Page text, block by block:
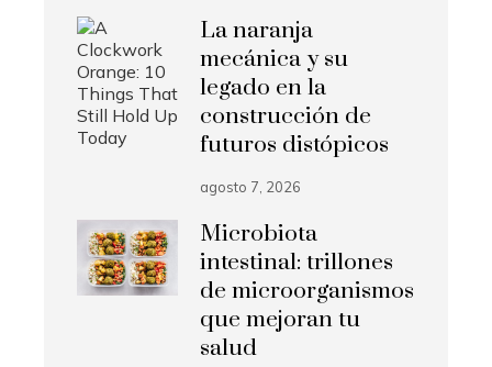
La naranja
mecánica y su
legado en la
construcción de
futuros distópicos
agosto 7, 2026
Microbiota
intestinal: trillones
de microorganismos
que mejoran tu
salud